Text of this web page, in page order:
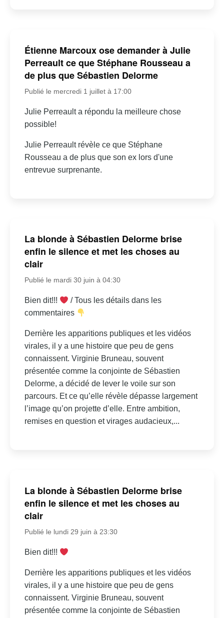
Étienne Marcoux ose demander à Julie
Perreault ce que Stéphane Rousseau a
de plus que Sébastien Delorme
Publié le mercredi 1 juillet à 17:00
Julie Perreault a répondu la meilleure chose
possible!
Julie Perreault révèle ce que Stéphane
Rousseau a de plus que son ex lors d'une
entrevue surprenante.
La blonde à Sébastien Delorme brise
enfin le silence et met les choses au
clair
Publié le mardi 30 juin à 04:30
Bien dit!!!
/ Tous les détails dans les
commentaires
Derrière les apparitions publiques et les vidéos
virales, il y a une histoire que peu de gens
connaissent. Virginie Bruneau, souvent
présentée comme la conjointe de Sébastien
Delorme, a décidé de lever le voile sur son
parcours. Et ce qu’elle révèle dépasse largement
l’image qu’on projette d’elle. Entre ambition,
remises en question et virages audacieux,...
La blonde à Sébastien Delorme brise
enfin le silence et met les choses au
clair
Publié le lundi 29 juin à 23:30
Bien dit!!!
Derrière les apparitions publiques et les vidéos
virales, il y a une histoire que peu de gens
connaissent. Virginie Bruneau, souvent
présentée comme la conjointe de Sébastien